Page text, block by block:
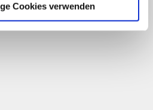
Cookies verwenden